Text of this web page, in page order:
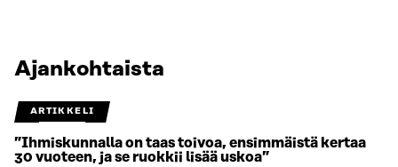
Ajankohtaista
ARTIKKELI
”Ihmiskunnalla on taas toivoa, ensimmäistä kertaa
30 vuoteen, ja se ruokkii lisää uskoa”